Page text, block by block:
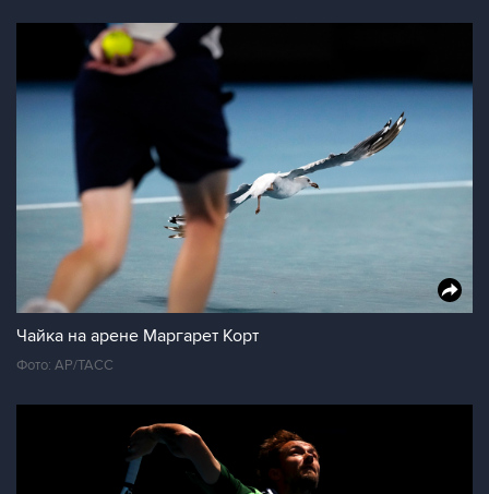
Чайка на арене Маргарет Корт
Фото: АР/ТАСС